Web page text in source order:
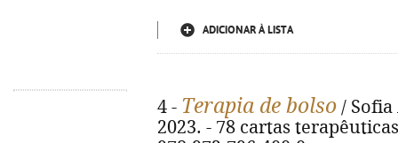
ADICIONAR À LISTA
4 - Terapia de bolso /
2023. - 78 cartas